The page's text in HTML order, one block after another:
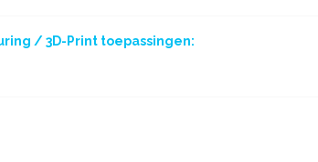
/ 3D-Print toepassingen: